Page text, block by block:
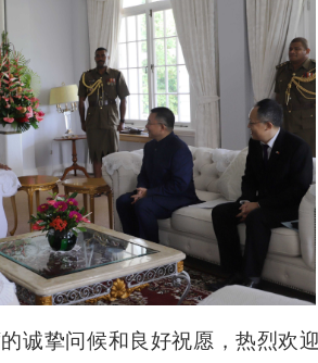
诚挚问候和良好祝愿，热烈欢